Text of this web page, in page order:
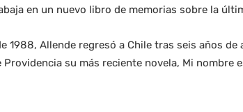
en un nuevo libro de memorias sobre la
1988, Allende regresó a Chile tras seis años
su más reciente novela, Mi nombre